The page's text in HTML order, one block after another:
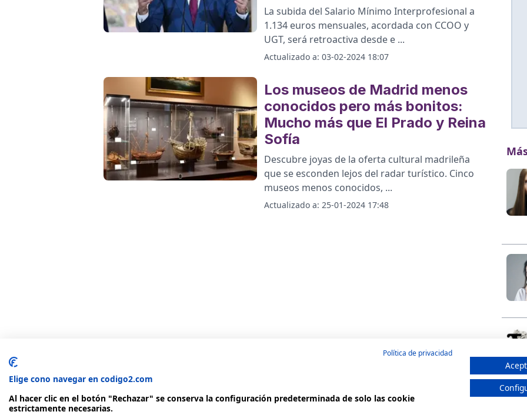
La subida del Salario Mínimo Interprofesional a
1.134 euros mensuales, acordada con CCOO y
UGT, será retroactiva desde e ...
Actualizado a:03-02-2024 18:07
Los museos de Madrid menos
conocidos pero más bonitos:
Mucho más que El Prado y Reina
Sofía
Descubre joyas de la oferta cultural madrileña
que se esconden lejos del radar turístico. Cinco
museos menos conocidos, ...
Actualizado a:25-01-2024 17:48
Política de privacidad
Elige cono navegar en codigo2.com
Al hacer clic en el botón "Rechazar" se conserva la configuración predeterminada de solo las cookie
estrictamente necesarias.